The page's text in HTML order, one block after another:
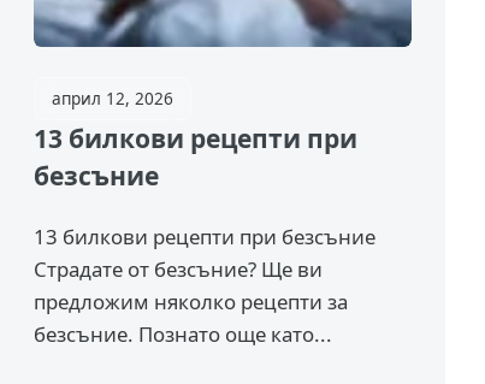
април 12, 2026
13 билкови рецепти при
безсъние
13 билкови рецепти при безсъние
Страдате от безсъние? Ще ви
предложим няколко рецепти за
безсъние. Познато още като...